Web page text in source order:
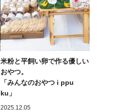
米粉と平飼い卵で作る優しい
おやつ。
「みんなのおやつ i ppu
ku」
2025.12.05